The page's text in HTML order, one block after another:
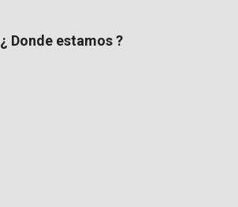
¿ Donde estamos ?